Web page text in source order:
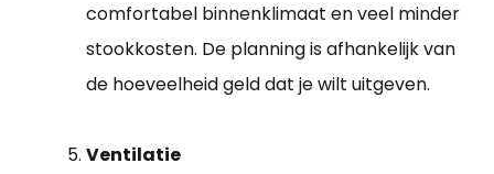
comfortabel binnenklimaat en veel minder
stookkosten. De planning is afhankelijk van
de hoeveelheid geld dat je wilt uitgeven.
Ventilatie